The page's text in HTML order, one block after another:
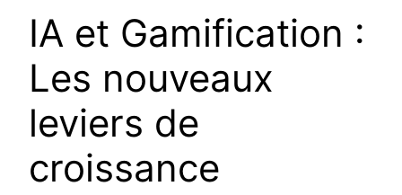
IA et Gamification :
Les nouveaux
leviers de
croissance